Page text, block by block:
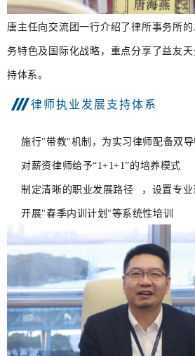
唐主任向交流团一行介绍了律所事务所
务特色及国际化战略，重点分享了益友
持体系。
律师执业发展支持体系
施行"带教"机制，为实习律师配备双导
对薪资律师给予“1+1+1”的培养模式
制定清晰的职业发展路径 ，设置专
开展"春季内训计划"等系统性培训